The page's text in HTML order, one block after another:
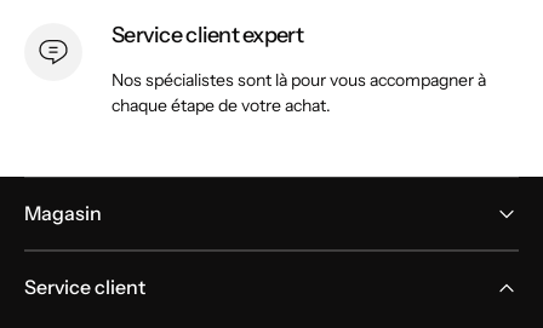
Service client expert
Nos spécialistes sont là pour vous accompagner à
chaque étape de votre achat.
Magasin
Service client